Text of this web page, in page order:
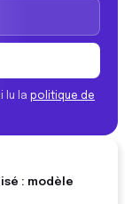
lu la politique de
: modèle